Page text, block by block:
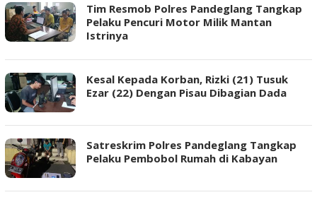
Tim Resmob Polres Pandeglang Tangkap
Pelaku Pencuri Motor Milik Mantan
Istrinya
Kesal Kepada Korban, Rizki (21) Tusuk
Ezar (22) Dengan Pisau Dibagian Dada
Satreskrim Polres Pandeglang Tangkap
Pelaku Pembobol Rumah di Kabayan